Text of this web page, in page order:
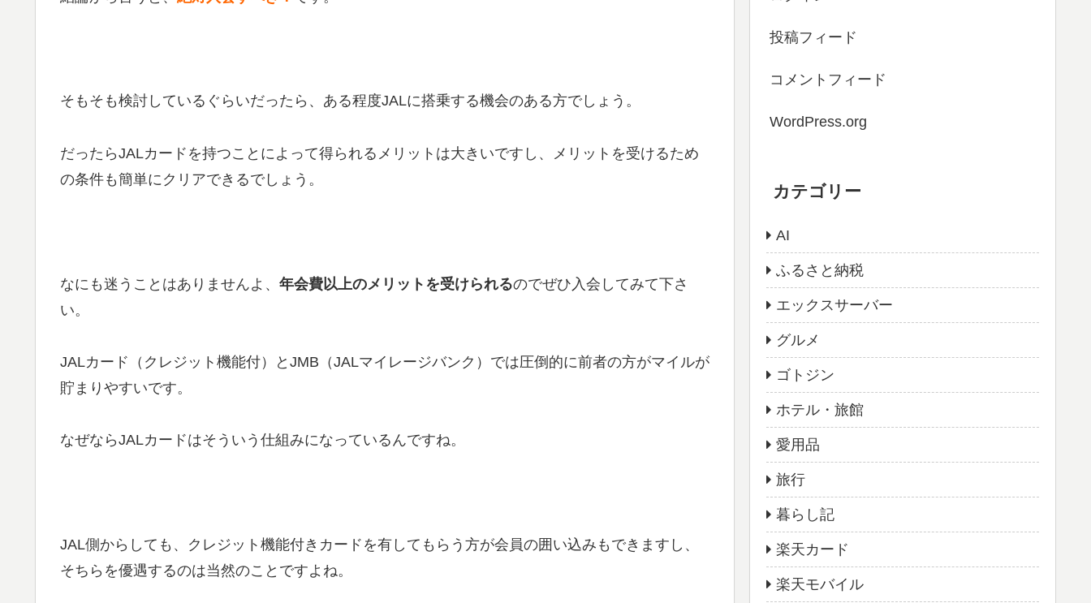
そもそも検討しているぐらいだったら、ある程度JALに搭乗する機会のある方でしょう。
だったらJALカードを持つことによって得られるメリットは大きいですし、メリットを受けるため
の条件も簡単にクリアできるでしょう。
なにも迷うことはありませんよ、 年会費以上のメリットを受けられるのでぜひ入会してみて下さ
い。
JALカード（クレジット機能付）とJMB（JALマイレージバンク）では圧倒的に前者の方がマイルが
貯まりやすいです。
なぜならJALカードはそういう仕組みになっているんですね。
JAL側からしても、クレジット機能付きカードを有してもらう方が会員の囲い込みもできますし、
そちらを優遇するのは当然のことですよね。
投稿フィード
コメントフィード
WordPress.org
カテゴリー
AI
ふるさと納税
エックスサーバー
グルメ
ゴトジン
ホテル・旅館
愛用品
旅行
暮らし記
楽天カード
楽天モバイル